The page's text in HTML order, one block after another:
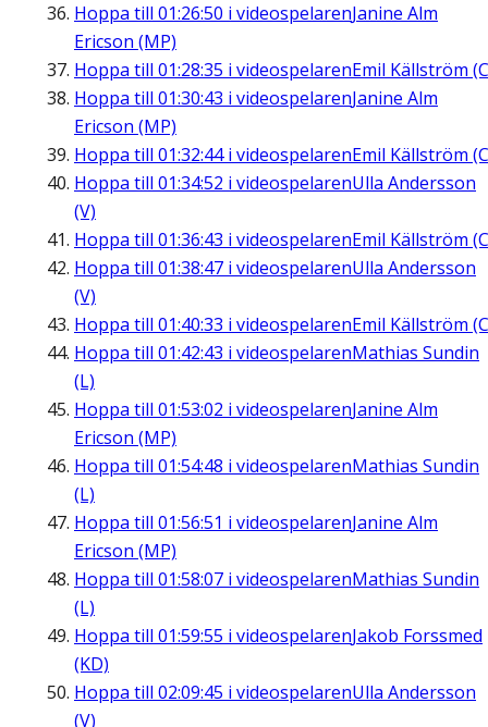
Hoppa till 01:26:50 i videospelarenJanine Alm
Ericson (MP)
Hoppa till 01:28:35 i videospelarenEmil Källström
Hoppa till 01:30:43 i videospelarenJanine Alm
Ericson (MP)
Hoppa till 01:32:44i videospelarenEmil Källström
Hoppa till 01:34:52 i videospelarenUlla Andersson
(V)
Hoppa till 01:36:43 i videospelarenEmil Källström
Hoppa till 01:38:47 i videospelarenUlla Andersson
(V)
Hoppa till 01:40:33 i videospelarenEmil Källström
Hoppa till 01:42:43 i videospelarenMathias Sundin
(L)
Hoppa till 01:53:02 i videospelarenJanine Alm
Ericson (MP)
Hoppa till 01:54:48 i videospelarenMathias Sundin
(L)
Hoppa till 01:56:51 i videospelarenJanine Alm
Ericson (MP)
Hoppa till 01:58:07 i videospelarenMathias Sundin
(L)
Hoppa till 01:59:55 i videospelarenJakob Forssmed
(KD)
Hoppa till 02:09:45 i videospelarenUlla Andersson
(V)